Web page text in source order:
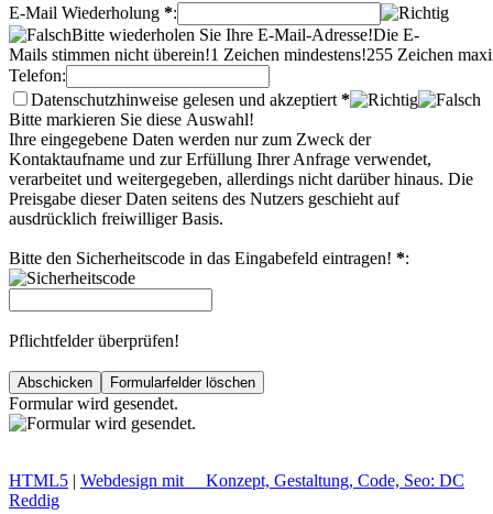
E-Mail Wiederholung *:
Bitte wiederholen Sie Ihre E-Mail-Adresse!Die E-
Mails stimmen nicht überein!1 Zeichen mindestens!255 Zeichen
Telefon:
Datenschutzhinweise gelesen und akzeptiert *
Bitte markieren Sie diese Auswahl!
Ihre eingegebene Daten werden nur zum Zweck der
Kontaktaufname und zur Erfüllung Ihrer Anfrage verwendet,
verarbeitet und weitergegeben, allerdings nicht darüber hinaus. Die
Preisgabe dieser Daten seitens des Nutzers geschieht auf
ausdrücklich freiwilliger Basis.
Bitte den Sicherheitscode in das Eingabefeld eintragen! *:
Pflichtfelder überprüfen!
Formular wird gesendet.
HTML5 | Webdesign mit Konzept, Gestaltung, Code, Seo: DC
Reddig